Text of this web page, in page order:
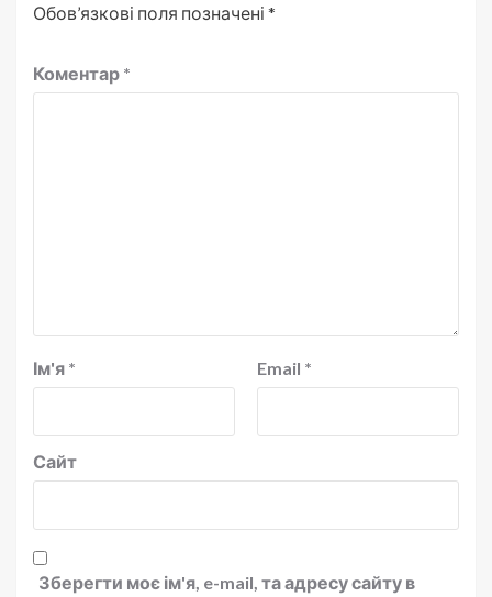
Обов’язкові поля позначені *
Коментар *
Ім'я * Email *
Сайт
Зберегти моє ім'я, e-mail, та адресу сайту в